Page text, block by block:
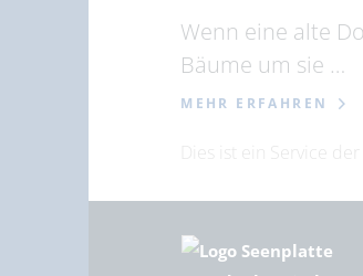
Wenn eine alte
Bäume um sie …
MEHR ERFAHREN
Dies ist ein Service